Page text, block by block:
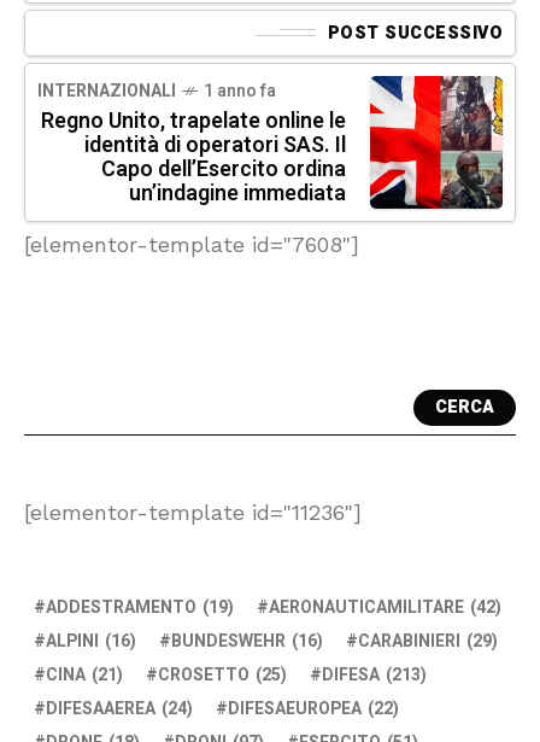
POST SUCCESSIVO
INTERNAZIONALI 1 anno fa
Regno Unito, trapelate online le
identità di operatori SAS. Il
Capo dell’Esercito ordina
un’indagine immediata
[elementor-template id="7608"]
CERCA
[elementor-template id="11236"]
ADDESTRAMENTO (19) AERONAUTICAMILITARE (42)
ALPINI (16) BUNDESWEHR (16) CARABINIERI (29)
CINA (21) CROSETTO (25) DIFESA (213)
DIFESAAEREA (24) DIFESAEUROPEA (22)